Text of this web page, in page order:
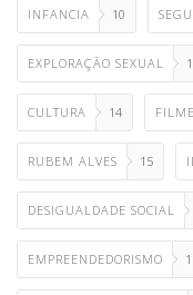
INFANCIA 10
EXPLORAÇÃO SEXUAL 1
CULTURA 14 FILME
RUBEM ALVES 15
DESIGUALDADE SOCIAL
EMPREENDEDORISMO